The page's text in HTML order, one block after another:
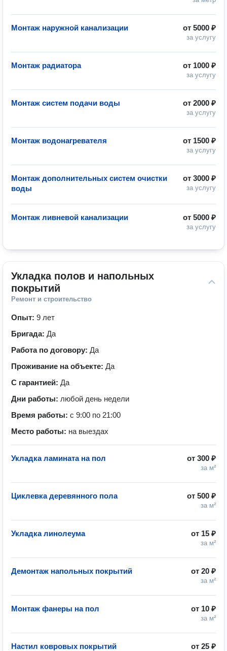
от 5000 ₽
за услугу
Монтаж наружной канализации
от 1000 ₽
за услугу
Монтаж радиатора
от 2000 ₽
за услугу
Монтаж систем подачи воды
от 1500 ₽
за услугу
Монтаж водонагревателя
от 3000 ₽
за услугу
Монтаж дополнительных систем очистки
воды
от 5000 ₽
за услугу
Монтаж ливневой канализации
Укладка полов и напольных
покрытий
Ремонт и строительство
Опыт: 9 лет
Бригада: Да
Работа по договору: Да
Проживание на объекте: Да
С гарантией: Да
Дни работы: любой день недели
Время работы: с 9:00 по 21:00
Место работы: на выездах
от 300 ₽
за м²
Укладка ламината на пол
от 500 ₽
за м²
Циклевка деревянного пола
от 15 ₽
за м²
Укладка линолеума
от 20 ₽
за м²
Демонтаж напольных покрытий
от 10 ₽
за м²
Монтаж фанеры на пол
от 25 ₽
Настил ковровых покрытий